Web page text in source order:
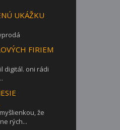
UKÁŽKU
FIRIEM
digitál. oni rádi
že
rých...